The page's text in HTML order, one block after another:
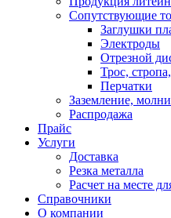
Сопутствующие
Заглушки
Электроды
Отрезной
Трос,
Перчатки
Заземление,
Распродажа
Прайс
Услуги
Доставка
Резка металла
Расчет на месте
Справочники
О компании